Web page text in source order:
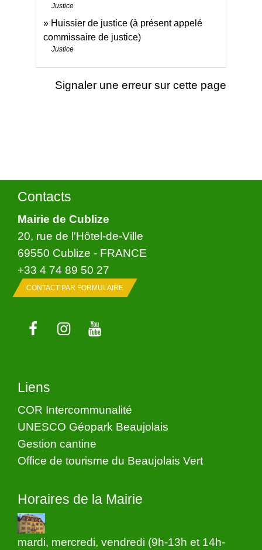
Justice
Huissier de justice (à présent appelé
commissaire de justice)
Justice
Signaler une erreur sur cette page
Contacts
Mairie de Cublize
20, rue de l'Hôtel-de-Ville
69550 Cublize - FRANCE
+33 4 74 89 50 27
CONTACT PAR FORMULAIRE
Liens
COR Intercommunalité
UNESCO Géopark Beaujolais
Gestion cantine
Office de tourisme du Beaujolais Vert
Horaires de la Mairie
mardi, mercredi, vendredi (9h-13h et 14h-